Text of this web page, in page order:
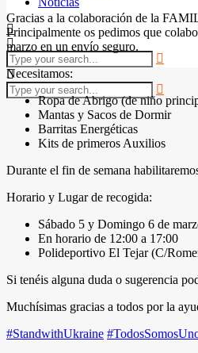
Gracias a la colaboración de la
Principalmente os pedimos que
marzo en un envío seguro.
Necesitamos:
Ropa de Abrigo (de niño
Mantas y Sacos de Dormir
Barritas Energéticas
Kits de primeros Auxilios
Durante el fin de semana
Horario y Lugar de recogida:
Sábado 5 y Domingo 6 de
En horario de 12:00 a 17:00
Polideportivo El Tejar (C/
Si tenéis alguna duda o sugerencia
Muchísimas gracias a todos por la
#StandwithUkraine